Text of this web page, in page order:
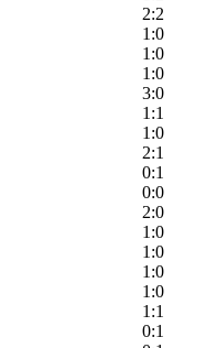
2:2
1:0
1:0
1:0
3:0
1:1
1:0
2:1
0:1
0:0
2:0
1:0
1:0
1:0
1:0
1:1
0:1